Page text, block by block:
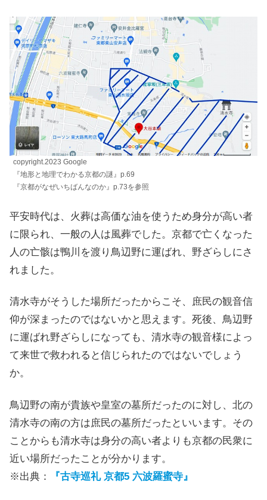
copyright.2023 Google
『地形と地理でわかる京都の謎』p.69
『京都がなぜいちばんなのか』p.73を参照
平安時代は、火葬は高価な油を使うため身分が高い者
に限られ、一般の人は風葬でした。京都で亡くなった
人の亡骸は鴨川を渡り鳥辺野に運ばれ、野ざらしにさ
れました。
清水寺がそうした場所だったからこそ、庶民の観音信
仰が深まったのではないかと思えます。死後、鳥辺野
に運ばれ野ざらしになっても、清水寺の観音様によっ
て来世で救われると信じられたのではないでしょう
か。
鳥辺野の南が貴族や皇室の墓所だったのに対し、北の
清水寺の南の方は庶民の墓所だったといいます。その
ことからも清水寺は身分の高い者よりも京都の民衆に
近い場所だったことが分かります。
※出典：
『古寺巡礼 京都5 六波羅蜜寺』